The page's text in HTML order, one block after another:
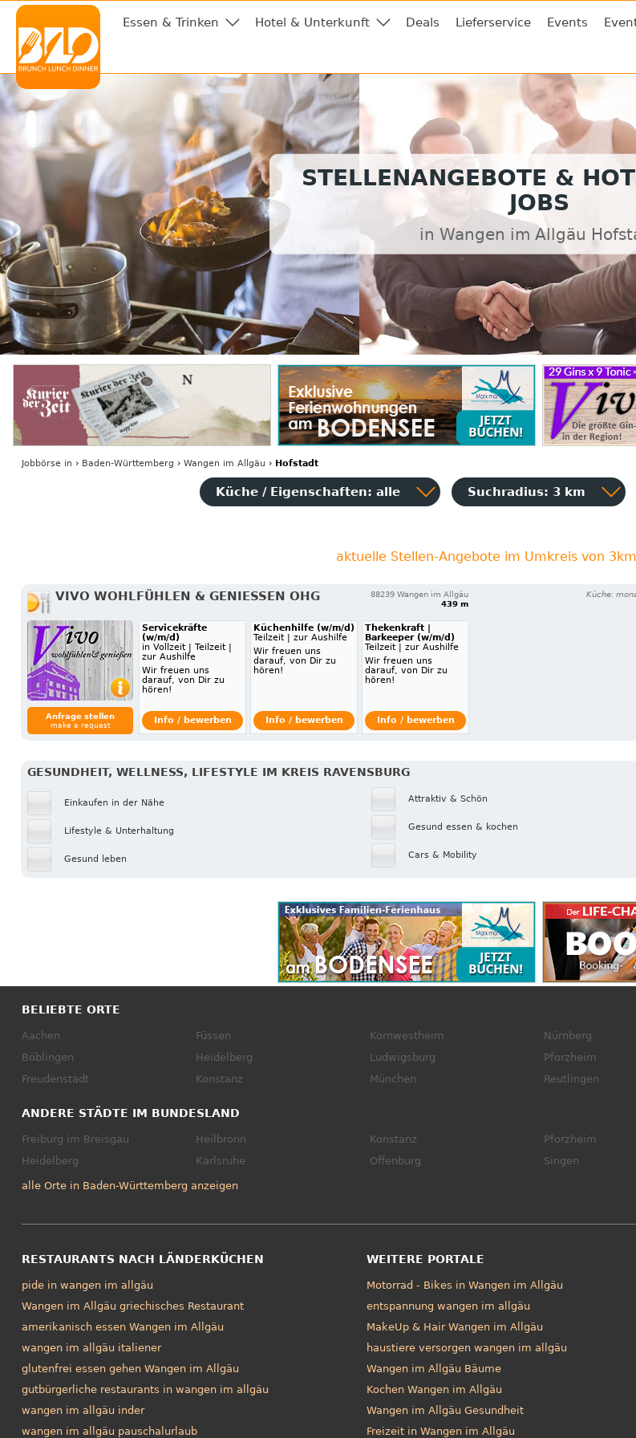
Essen & Trinken Hotel & Unterkunft Deals Lieferservice Events
STELLENANGEBOTE &
JOBS
in Wangen im Allgäu
Jobbörsein › Baden-Württemberg › Wangen im Allgäu › Hofstadt
Küche / Eigenschaften: alle Suchradius: 3 km
aktuelle Stellen-Angebote im Umkreis von
VIVO WOHLFÜHLEN & GENIESSEN OHG
88239 Wangen im Allgäu
439 m
Küche:
Anfrage stellen
make a request
Servicekräfte
(w/m/d)
in Vollzeit | Teilzeit |
zur Aushilfe
Wir freuen uns
darauf, von Dir zu
hören!
Info / bewerben
Küchenhilfe (w/m/d)
Teilzeit | zur Aushilfe
Wir freuen uns
darauf, von Dir zu
hören!
Info / bewerben
Thekenkraft |
Barkeeper (w/m/d)
Teilzeit | zur Aushilfe
Wir freuen uns
darauf, von Dir zu
hören!
Info / bewerben
GESUNDHEIT, WELLNESS, LIFESTYLE IM KREIS RAVENSBURG
Einkaufen in der Nähe
Lifestyle & Unterhaltung
Gesund leben
Attraktiv & Schön
Gesund essen & kochen
Cars & Mobility
BELIEBTE ORTE
Aachen
Böblingen
Freudenstadt
Füssen
Heidelberg
Konstanz
Kornwestheim
Ludwigsburg
München
Nürnberg
Pforzheim
Reutlingen
ANDERE STÄDTE IM BUNDESLAND
Freiburg im Breisgau
Heidelberg
Heilbronn
Karlsruhe
Konstanz
Offenburg
Pforzheim
Singen
alle Orte in Baden-Württemberg anzeigen
RESTAURANTS NACH LÄNDERKÜCHEN
pide in wangen im allgäu
Wangen im Allgäu griechisches Restaurant
amerikanisch essen Wangen im Allgäu
wangen im allgäu italiener
glutenfrei essen gehen Wangen im Allgäu
gutbürgerliche restaurants in wangen im allgäu
wangen im allgäu inder
wangen im allgäu pauschalurlaub
WEITERE PORTALE
Motorrad - Bikes in Wangen im Allgäu
entspannung wangen im allgäu
MakeUp & Hair Wangen im Allgäu
haustiere versorgen wangen im allgäu
Wangen im Allgäu Bäume
Kochen Wangen im Allgäu
Wangen im Allgäu Gesundheit
Freizeit in Wangen im Allgäu